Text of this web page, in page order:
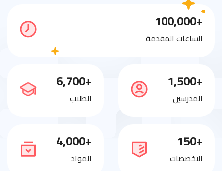
+100,000
الساعات المقدمة
+1,500
المدرسين
+6,700
الطلاب
+150
التخصصات
+4,000
المواد